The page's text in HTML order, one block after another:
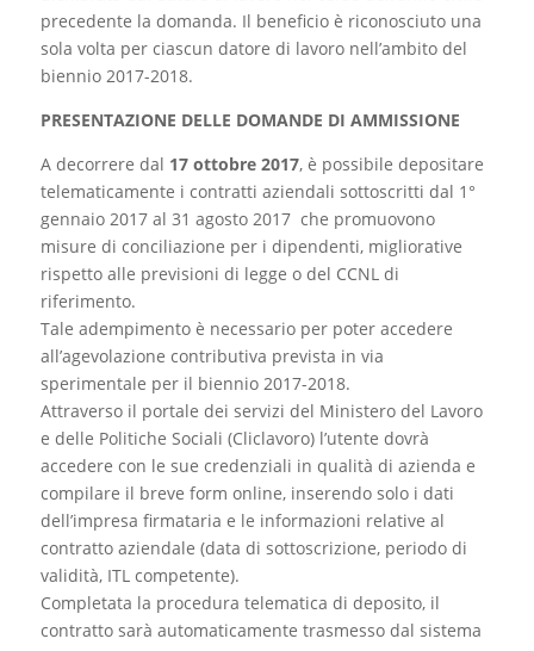
precedente la domanda. Il beneficio è riconosciuto una
sola volta per ciascun datore di lavoro nell’ambito del
biennio 2017-2018.
PRESENTAZIONE DELLE DOMANDE DI AMMISSIONE
A decorrere dal 17 ottobre 2017, è possibile depositare
telematicamente i contratti aziendali sottoscritti dal 1°
gennaio 2017 al 31 agosto 2017 che promuovono
misure di conciliazione per i dipendenti, migliorative
rispetto alle previsioni di legge o del CCNL di
riferimento.
Tale adempimento è necessario per poter accedere
all’agevolazione contributiva prevista in via
sperimentale per il biennio 2017-2018.
Attraverso il portale dei servizi del Ministero del Lavoro
e delle Politiche Sociali (Cliclavoro) l’utente dovrà
accedere con le sue credenziali in qualità di azienda e
compilare il breve form online, inserendo solo i dati
dell’impresa firmataria e le informazioni relative al
contratto aziendale (data di sottoscrizione, periodo di
validità, ITL competente).
Completata la procedura telematica di deposito, il
contratto sarà automaticamente trasmesso dal sistema